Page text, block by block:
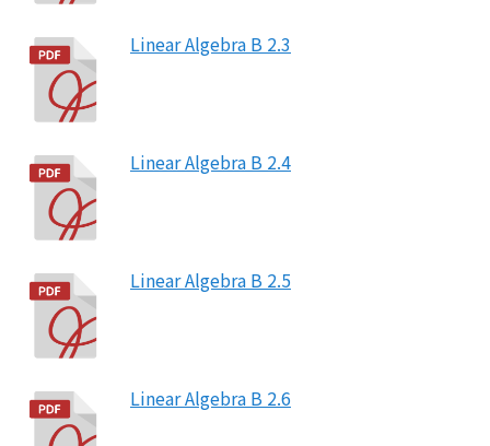
Linear Algebra B 2.3
Linear Algebra B 2.4
Linear Algebra B 2.5
Linear Algebra B 2.6